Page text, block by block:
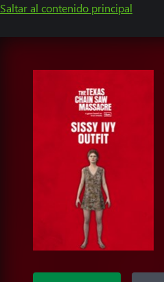
Saltar al contenido principal